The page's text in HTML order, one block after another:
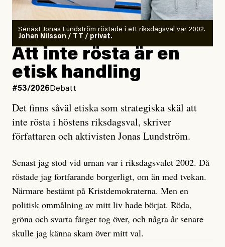
rörelser när det gäller misstänkta infiltratörer:
Antingen har en bevis på att de är infiltratörer, och då
ska en gå ut med det så fort det bara går för att skydda
rörelsen. Eller så har en inga bevis, bara misstankar,
och då ska en efterforska diskret, just för att inte skapa
oro inom rörelsen.
Artikeln undersöker inte, som ETC påstår, ”vad som
är sant, vad som är rykten”, utan den bidrar bara till
ännu mer ryktesspridning. Det finns inte ett enda bevis
misstänkta personen är en infiltratör. Det som läsaren
får veta är att personen har ändrat sina politiska åsikter
under åren, att den har raderat tidigare innehåll på sina
sociala medier, att artikelns författare inte förstår sig
på personens ekonomi och att det tydligen finns
anonyma röster inom rörelsen som säger saker som
Senast Jonas Lundström röstade i ett riksdagsval var 2002.
Johan Nilsson / TT / privat.
Att inte rösta är en
etisk handling
#53/2026 Debatt
Det finns såväl etiska som strategiska skäl att
inte rösta i höstens riksdagsval, skriver
författaren och aktivisten Jonas Lundström.
Senast jag stod vid urnan var i riksdagsvalet 2002. Då
röstade jag fortfarande borgerligt, om än med tvekan.
Närmare bestämt på Kristdemokraterna. Men en
politisk ommålning av mitt liv hade börjat. Röda,
gröna och svarta färger tog över, och några år senare
skulle jag känna skam över mitt val.